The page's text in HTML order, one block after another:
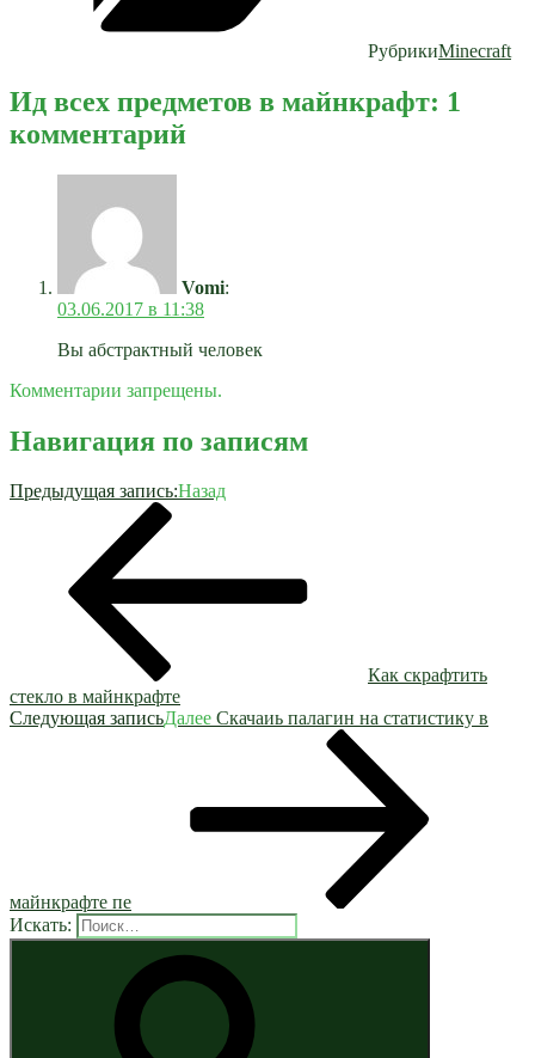
РубрикиMinecraft
Ид всех предметов в майнкрафт: 1
комментарий
Vomi:
03.06.2017 в 11:38
Вы абстрактный человек
Комментарии запрещены.
Навигация по записям
Предыдущая запись:Назад
Как скрафтить
стекло в майнкрафте
Следующая записьДалее Скачаиь палагин на статистику в
майнкрафте пе
Искать: